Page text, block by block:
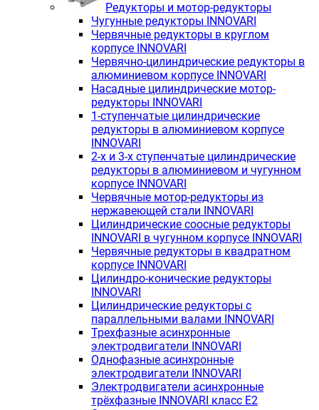
Редукторы и мотор-редукторы
Чугунные редукторы INNOVARI
Червячные редукторы в круглом
корпусе INNOVARI
Червячно-цилиндрические редукторы в
алюминиевом корпусе INNOVARI
Насадные цилиндрические мотор-
редукторы INNOVARI
1-ступенчатые цилиндрические
редукторы в алюминиевом корпусе
INNOVARI
2-х и 3-х ступенчатые цилиндрические
редукторы в алюминиевом и чугунном
корпусе INNOVARI
Червячные мотор-редукторы из
нержавеющей стали INNOVARI
Цилиндрические соосные редукторы
INNOVARI в чугунном корпусе INNOVARI
Червячные редукторы в квадратном
корпусе INNOVARI
Цилиндро-конические редукторы
INNOVARI
Цилиндрические редукторы с
параллельными валами INNOVARI
Трехфазные асинхронные
электродвигатели INNOVARI
Однофазные асинхронные
электродвигатели INNOVARI
Электродвигатели асинхронные
трёхфазные INNOVARI класс E2